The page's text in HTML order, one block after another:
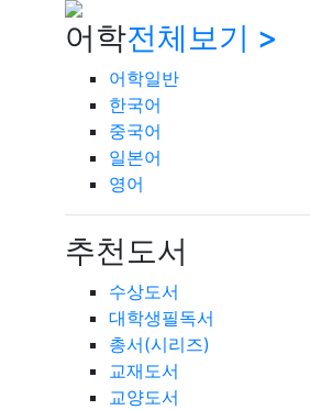
어학전체보기 >
어학일반
한국어
중국어
일본어
영어
추천도서
수상도서
대학생필독서
총서(시리즈)
교재도서
교양도서